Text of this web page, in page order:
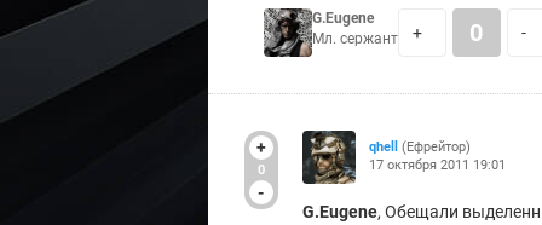
G.Eugene
Мл. сержант
+ 0 -
+
0
-
qhell
(Ефрейтор)
17 октября 2011 19:01
G.Eugene, Обещали